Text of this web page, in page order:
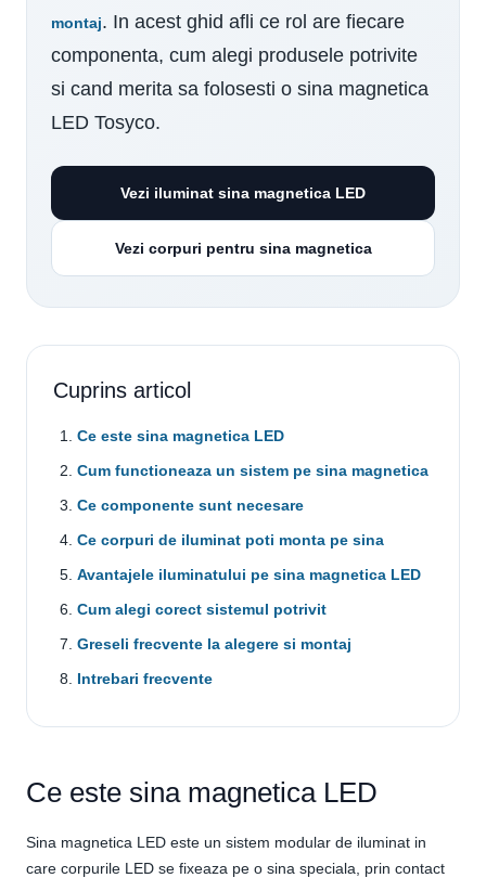
montaj. In acest ghid afli ce rol are fiecare
componenta, cum alegi produsele potrivite
si cand merita sa folosesti o sina magnetica
LED Tosyco.
Vezi iluminat sina magnetica LED
Vezi corpuri pentru sina magnetica
Cuprins articol
Ce este sina magnetica LED
Cum functioneaza un sistem pe sina magnetica
Ce componente sunt necesare
Ce corpuri de iluminat poti monta pe sina
Avantajele iluminatului pe sina magnetica LED
Cum alegi corect sistemul potrivit
Greseli frecvente la alegere si montaj
Intrebari frecvente
Ce este sina magnetica LED
Sina magnetica LED este un sistem modular de iluminat in
care corpurile LED se fixeaza pe o sina speciala, prin contact